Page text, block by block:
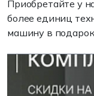
Приобретайте у
более единиц
машину в